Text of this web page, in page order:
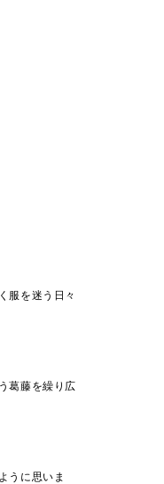
服を迷う日々
葛藤を繰り広
うに思いま